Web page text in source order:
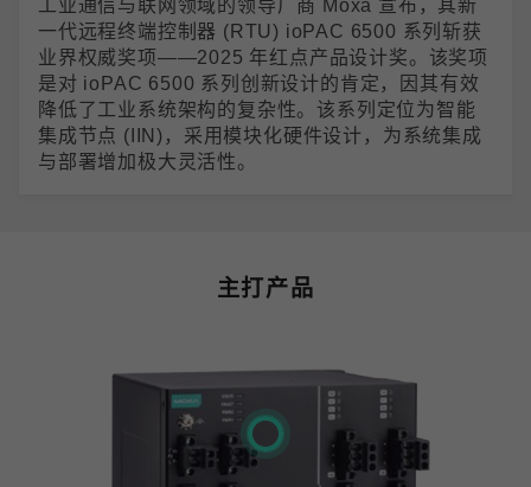
工业通信与联网领域的领导厂商 Moxa 宣布，其新
一代远程终端控制器 (RTU) ioPAC 6500 系列斩获
业界权威奖项——2025 年红点产品设计奖。该奖项
是对 ioPAC 6500 系列创新设计的肯定，因其有效
降低了工业系统架构的复杂性。该系列定位为智能
集成节点 (IIN)，采用模块化硬件设计，为系统集成
与部署增加极大灵活性。
主打产品